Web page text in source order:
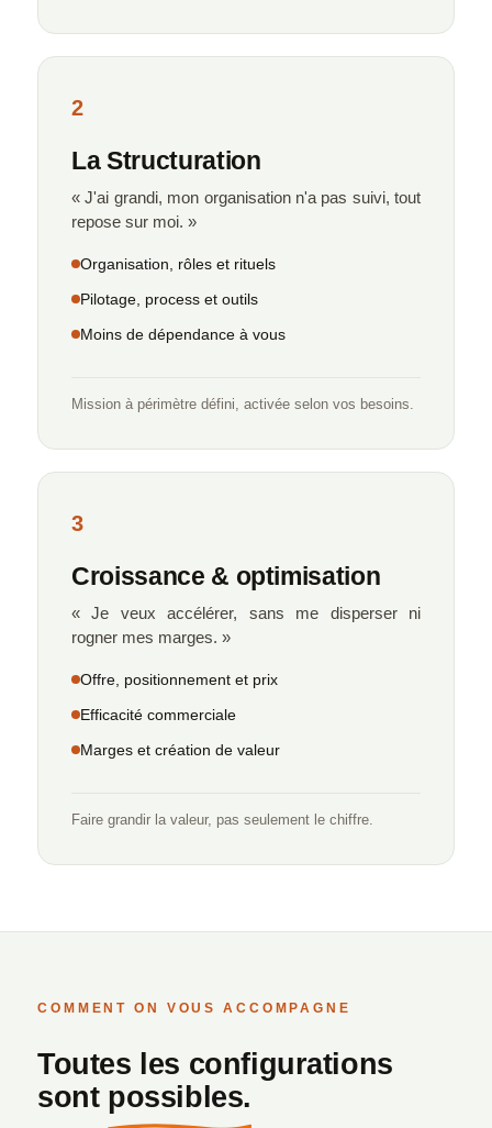
2
La Structuration
« J'ai grandi, mon organisation n'a pas suivi, tout
repose sur moi. »
Organisation, rôles et rituels
Pilotage, process et outils
Moins de dépendance à vous
Mission à périmètre défini, activée selon vos besoins.
3
Croissance & optimisation
« Je veux accélérer, sans me disperser ni
rogner mes marges. »
Offre, positionnement et prix
Efficacité commerciale
Marges et création de valeur
Faire grandir la valeur, pas seulement le chiffre.
COMMENT ON VOUS ACCOMPAGNE
Toutes les configurations
sont possibles.